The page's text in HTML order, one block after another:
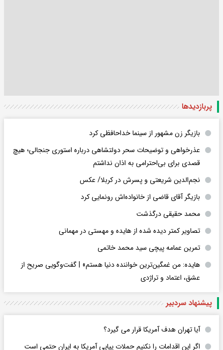
پربازدید‌ها
بازیگر زن مشهور از سینما خداحافظی کرد
عذرخواهی و توضیحات سحر دولتشاهی درباره استوری جنجالی؛ هیچ
قصدی برای بی‌احترامی به اذان نداشتم
نجم‌الدین شریعتی و پسرش در کربلا/ عکس
بازیگر آقای قاضی از خانواده‌اش رونمایی کرد
محمد حقیقی درگذشت
تصاویر کمتر دیده شده از هایده و مهستی در مهمانی
تمرین عمامه پیچی سید محمد خاتمی
هایده: من غمگین‌ترین خواننده دنیا هستم» | گفت‌وگویی صریح از
عشق، اعتماد و تراژدی
پیشنهاد سردبیر
آیا تهران هدف آمریکا قرار می گیرد؟
اگر این اقدامات را نکنیم حملات پیاپی آمریکا به ایران حتمی است